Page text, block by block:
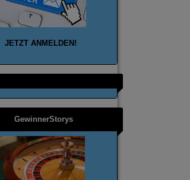
JETZT ANMELDEN!
GewinnerStorys